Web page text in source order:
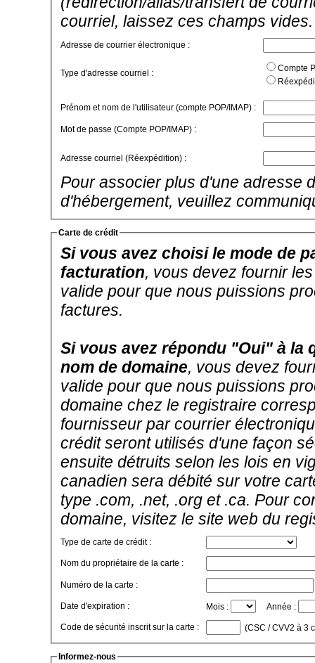
courriel, laissez ces champs vides.
Adresse de courrier électronique :
Type d'adresse courriel :
Compte
Prénom et nom de l'utilisateur (compte POP/IMAP) :
Mot de passe (Compte POP/IMAP) :
Adresse courriel (Réexpédition) :
Pour associer plus d'une adresse
d'hébergement, veuillez
Carte de crédit
Si vous avez choisi le mode de
facturation, vous devez fournir
valide pour que nous puissions
factures.
Si vous avez répondu "Oui" à
nom de domaine, vous devez
valide pour que nous puissions
domaine chez le registraire
fournisseur par courrier
crédit seront utilisés d'une façon
ensuite détruits selon les lois en
canadien sera débité sur votre
type .com, .net, .org et .ca. Pour
domaine, visitez le site web du
Type de carte de crédit :
Nom du propriétaire de la carte :
Numéro de la carte :
Date d'expiration : Mois : Année :
Code de sécurité inscrit sur la carte : (CSC / CVV2 à 3
Informez-nous